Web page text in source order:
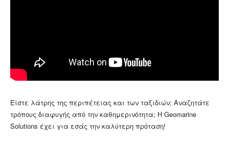
Είστε λάτρης της περιπέτειας και των ταξιδιών; Αναζητάτε
τρόπους διαφυγής από την καθημερινότητα; Η Geomarine
Solutions έχει για εσάς την καλύτερη πρόταση!